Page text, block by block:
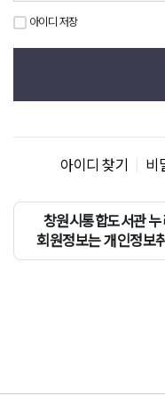
아이디 저장
아이디 찾기 비
창원시통합도서관
회원정보는 개인정보